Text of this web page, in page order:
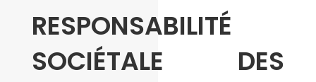
RESPONSABILITÉ
SOCIÉTALE DES